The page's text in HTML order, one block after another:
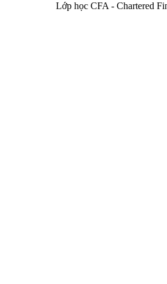
Lớp học CFA - Chartered